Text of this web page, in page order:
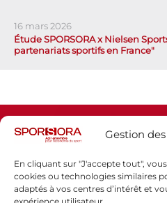
Gestion
En cliquant sur "J'accepte tout",
cookies ou technologies similaires
adaptés à vos centres d’intérêt et
16 mars 2026
Étude SPORSORA x Nielsen
partenariats sportifs en France"
Espace